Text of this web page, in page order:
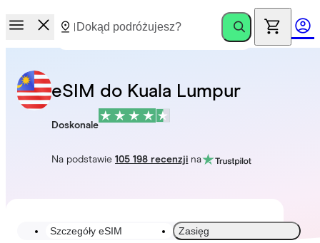
eSIM do Kuala Lumpur
Doskonale
Na podstawie105 198 recenzji na
Szczegóły eSIM Zasięg